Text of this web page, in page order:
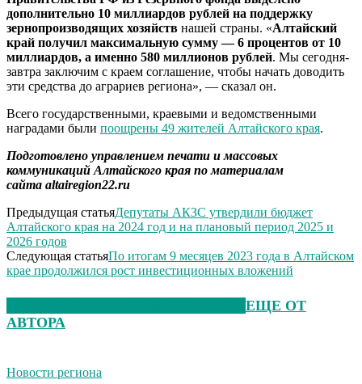
дополнительно 10 миллиардов рублей на поддержку
зернопроизводящих хозяйств нашей страны. «Алтайский
край получил максимальную сумму — 6 процентов от 10
миллиардов, а именно 580 миллионов рублей. Мы сегодня-
завтра заключим с краем соглашение, чтобы начать доводить
эти средства до аграриев региона», — сказал он.
Всего государственными, краевыми и ведомственными
наградами были поощрены 49 жителей Алтайского края.
Подготовлено управлением печати и массовых
коммуникаций Алтайского края по материалам
сайта altairegion22.ru
Предыдущая статьяДепутаты АКЗС утвердили бюджет
Алтайского края на 2024 год и на плановый период 2025 и
2026 годов
Следующая статьяПо итогам 9 месяцев 2023 года в Алтайском
крае продолжился рост инвестиционных вложений
ЕЩЕ ОТ
АВТОРА
Новости региона